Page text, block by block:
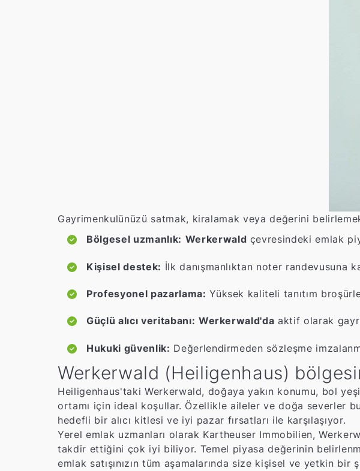
Gayrimenkulünüzü satmak, kiralamak veya değerini
Bölgesel uzmanlık: Werkerwald çevresindeki emlak
Kişisel destek: İlk danışmanlıktan noter randevusuna
Profesyonel pazarlama: Yüksek kaliteli tanıtım
Güçlü alıcı veritabanı: Werkerwald'da aktif olarak
Hukuki güvenlik: Değerlendirmeden sözleşme
Werkerwald (Heiligenhaus)
Heiligenhaus'taki Werkerwald, doğaya yakın konumu, bol
ortamı için ideal koşullar. Özellikle aileler ve doğa severler
hedefli bir alıcı kitlesi ve iyi pazar fırsatları ile karşılaşıyor.
Yerel emlak uzmanları olarak Kartheuser Immobilien,
takdir ettiğini çok iyi biliyor. Temel piyasa değerinin
emlak satışınızın tüm aşamalarında size kişisel ve yetkin bir